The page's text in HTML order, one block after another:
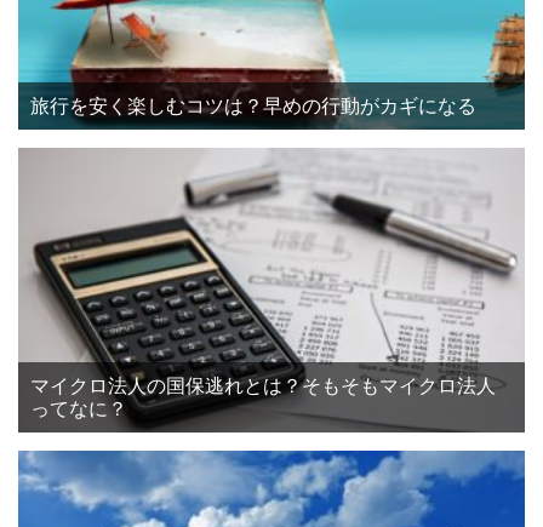
旅行を安く楽しむコツは？早めの行動がカギになる
マイクロ法人の国保逃れとは？そもそもマイクロ法人
ってなに？